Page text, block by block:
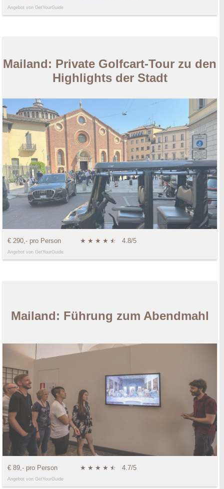
Angebot von GetYourGuide
Mailand: Private Golfcart-Tour zu den
Highlights der Stadt
€ 290,- pro Person ★ ★ ★ ★ ★
☆ 4.8/5
Angebot von GetYourGuide
Mailand: Führung zum Abendmahl
€ 89,- pro Person ★ ★ ★ ★ ★
☆ 4.7/5
Angebot von GetYourGuide